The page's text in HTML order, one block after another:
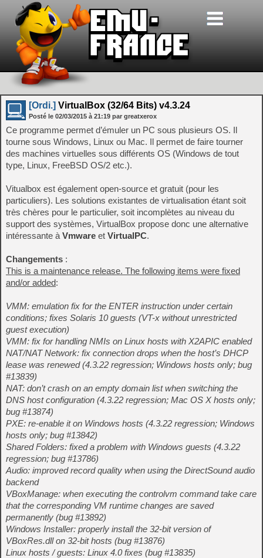
[Ordi.] VirtualBox (32/64 Bits) v4.3.24
Posté le 02/03/2015 à 21:19 par greatxerox
Ce programme permet d’émuler un PC sous plusieurs OS. Il
tourne sous Windows, Linux ou Mac. Il permet de faire tourner
des machines virtuelles sous différents OS (Windows de tout
type, Linux, FreeBSD OS/2 etc.).
Vitualbox est également open-source et gratuit (pour les
particuliers). Les solutions existantes de virtualisation étant soit
très chères pour le particulier, soit incomplètes au niveau du
support des systèmes, VirtualBox propose donc une alternative
intéressante à Vmware et VirtualPC.
Changements :
This is a maintenance release. The following items were fixed
and/or added:
VMM: emulation fix for the ENTER instruction under certain
conditions; fixes Solaris 10 guests (VT-x without unrestricted
guest execution)
VMM: fix for handling NMIs on Linux hosts with X2APIC enabled
NAT/NAT Network: fix connection drops when the host’s DHCP
lease was renewed (4.3.22 regression; Windows hosts only; bug
#13839)
NAT: don’t crash on an empty domain list when switching the
DNS host configuration (4.3.22 regression; Mac OS X hosts only;
bug #13874)
PXE: re-enable it on Windows hosts (4.3.22 regression; Windows
hosts only; bug #13842)
Shared Folders: fixed a problem with Windows guests (4.3.22
regression; bug #13786)
Audio: improved record quality when using the DirectSound audio
backend
VBoxManage: when executing the controlvm command take care
that the corresponding VM runtime changes are saved
permanently (bug #13892)
Windows Installer: properly install the 32-bit version of
VBoxRes.dll on 32-bit hosts (bug #13876)
Linux hosts / guests: Linux 4.0 fixes (bug #13835)